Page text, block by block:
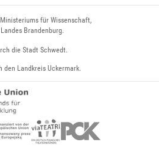
für Wissenschaft,
Brandenburg.
die Stadt Schwedt.
den Landkreis Uckermark.